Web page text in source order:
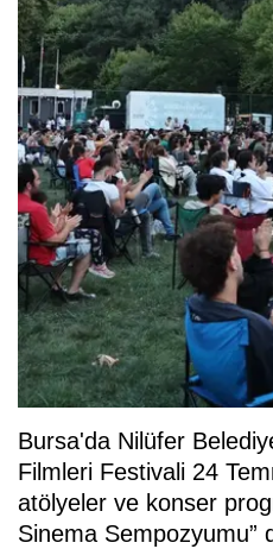
Bursa'da Nilüfer
Filmleri Festivali 24
atölyeler ve konser
Sinema Sempozyumu”